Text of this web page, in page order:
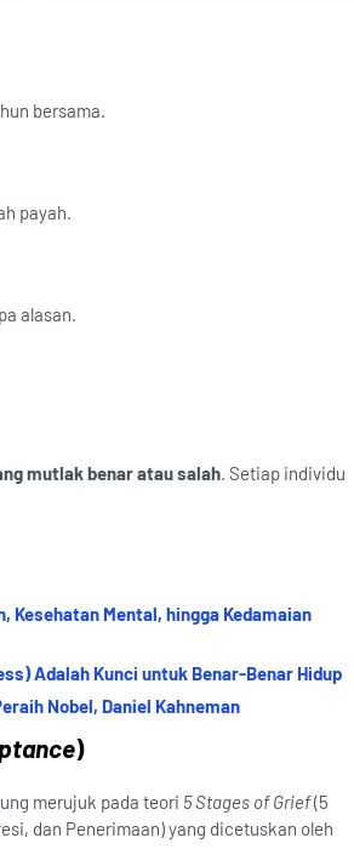
bersama.
payah.
alasan.
mutlak benar atau salah. Setiap individu
Kesehatan Mental, hingga Kedamaian
Adalah Kunci untuk Benar-Benar Hidup
Nobel, Daniel Kahneman
)
merujuk pada teori 5 Stages of Grief(5
dan Penerimaan) yang dicetuskan oleh